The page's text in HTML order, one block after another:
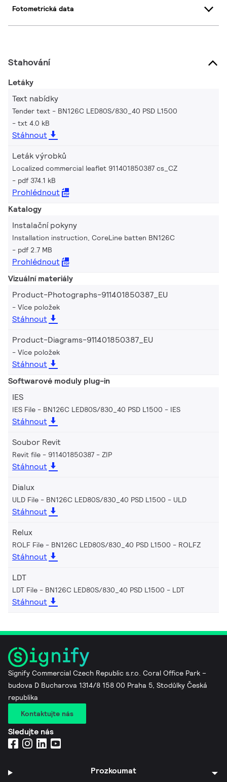
Fotometrická data
Stahování
Letáky
Text nabídky
Tender text - BN126C LED80S/830_40 PSD L1500
txt 4.0 kB
Stáhnout
Leták výrobků
Localized commercial leaflet 911401850387 cs_CZ
pdf 374.1 kB
Prohlédnout
Katalogy
Instalační pokyny
Installation instruction, CoreLine batten BN126C
pdf 2.7 MB
Prohlédnout
Vizuální materiály
Product-Photographs-911401850387_EU
Více položek
Stáhnout
Product-Diagrams-911401850387_EU
Více položek
Stáhnout
Softwarové moduly plug-in
IES
IES File - BN126C LED80S/830_40 PSD L1500 IES
Stáhnout
Soubor Revit
Revit file - 911401850387 ZIP
Stáhnout
Dialux
ULD File - BN126C LED80S/830_40 PSD L1500 ULD
Stáhnout
Relux
ROLF File - BN126C LED80S/830_40 PSD L1500 ROLFZ
Stáhnout
LDT
LDT File - BN126C LED80S/830_40 PSD L1500 LDT
Stáhnout
Signify Commercial Czech Republic s.r.o. Coral Office Park –
budova D Bucharova 1314/8 158 00 Praha 5, Stodůlky Česká
republika
Kontaktujte nás
Sledujte nás
Prozkoumat